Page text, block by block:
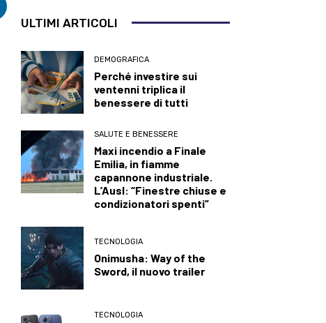
ULTIMI ARTICOLI
DEMOGRAFICA
Perché investire sui
ventenni triplica il
benessere di tutti
SALUTE E BENESSERE
Maxi incendio a Finale
Emilia, in fiamme
capannone industriale.
L’Ausl: “Finestre chiuse e
condizionatori spenti”
TECNOLOGIA
Onimusha: Way of the
Sword, il nuovo trailer
TECNOLOGIA